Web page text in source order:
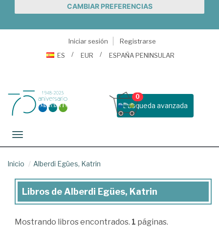
CAMBIAR PREFERENCIAS
Iniciar sesión
Registrarse
ES
EUR ESPAÑA PENINSULAR
Busqueda avanzada
0
Toggle navigation
Inicio Alberdi Egües, Katrin
Libros
Alberdi
Libros de Alberdi Egües, Katrin
Mostrando libros encontrados. 1 páginas.